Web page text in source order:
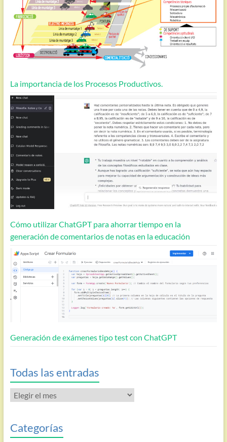
La importancia de los Procesos Productivos.
Cómo utilizar ChatGPT para ahorrar tiempo en la
generación de comentarios de notas en la educación
Generación de exámenes tipo test con ChatGPT
Todas las entradas
Todas
las
Categorías